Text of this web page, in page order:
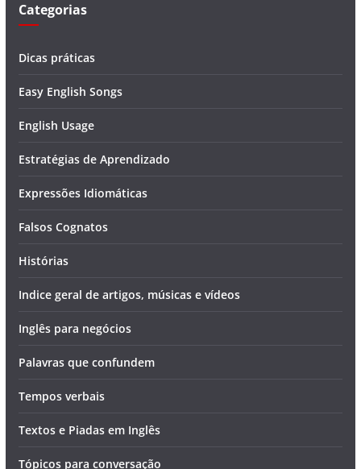
Categorias
Dicas práticas
Easy English Songs
English Usage
Estratégias de Aprendizado
Expressões Idiomáticas
Falsos Cognatos
Histórias
Indice geral de artigos, músicas e vídeos
Inglês para negócios
Palavras que confundem
Tempos verbais
Textos e Piadas em Inglês
Tópicos para conversação